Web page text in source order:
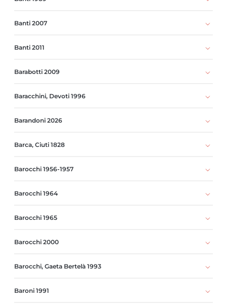
Banti 2007
Banti 2011
Barabotti 2009
Baracchini, Devoti 1996
Barandoni 2026
Barca, Ciuti 1828
Barocchi 1956-1957
Barocchi 1964
Barocchi 1965
Barocchi 2000
Barocchi, Gaeta Bertelà 1993
Baroni 1991